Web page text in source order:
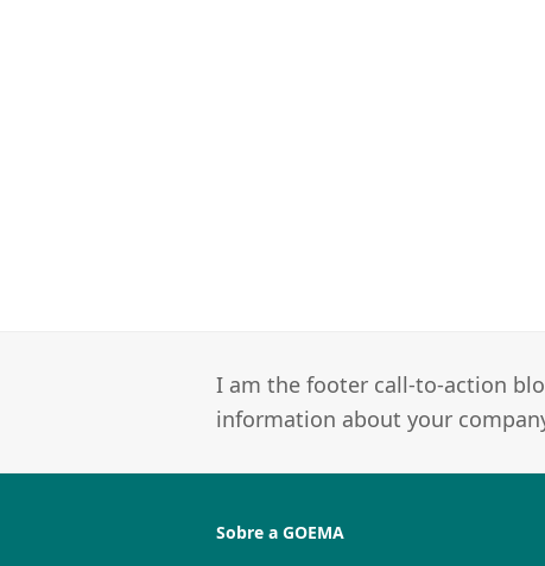
I am the footer call-to-action
information about your
Sobre a GOEMA